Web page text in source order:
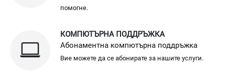
помогне.
КОМПЮТЪРНА ПОДДРЪЖКА
Абонаментна компютърна поддръжка
Вие можете да се абонирате за нашите услуги.